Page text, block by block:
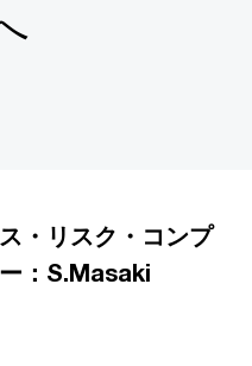
・リスク・コンプ
：S.Masaki